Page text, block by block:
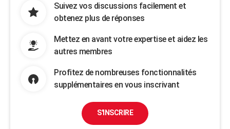
Suivez vos discussions facilement et
obtenez plus de réponses
Mettez en avant votre expertise et aidez les
autres membres
Profitez de nombreuses fonctionnalités
supplémentaires en vous inscrivant
S'INSCRIRE